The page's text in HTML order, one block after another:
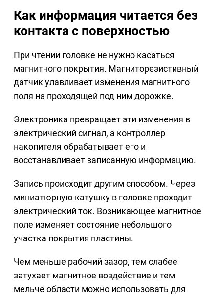
Как информация читается без
контакта с поверхностью
При чтении головке не нужно касаться
магнитного покрытия. Магниторезистивный
датчик улавливает изменения магнитного
поля на проходящей под ним дорожке.
Электроника превращает эти изменения в
электрический сигнал, а контроллер
накопителя обрабатывает его и
восстанавливает записанную информацию.
Запись происходит другим способом. Через
миниатюрную катушку в головке проходит
электрический ток. Возникающее магнитное
поле изменяет состояние небольшого
участка покрытия пластины.
Чем меньше рабочий зазор, тем слабее
затухает магнитное воздействие и тем
мельче области можно использовать для